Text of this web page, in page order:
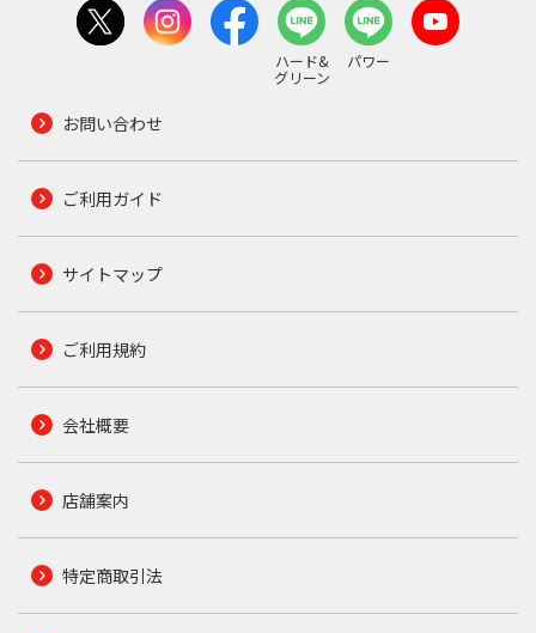
ハード&
グリーン
パワー
お問い合わせ
ご利用ガイド
サイトマップ
ご利用規約
会社概要
店舗案内
特定商取引法